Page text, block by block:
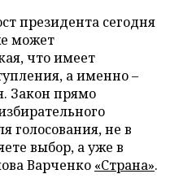
президента сегодня
может
что имеет
а именно –
Закон прямо
голосования, не в
выбор, а уже в
Варченко «Страна».